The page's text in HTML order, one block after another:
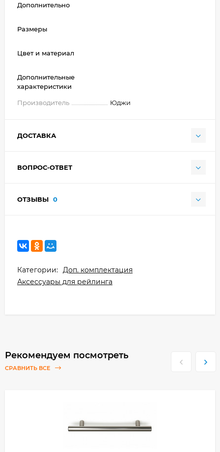
Дополнительно
Размеры
Цвет и материал
Дополнительные
характеристики
Производитель Юджи
ДОСТАВКА
ВОПРОС-ОТВЕТ
ОТЗЫВЫ 0
Категории: Доп. комплектация
Аксессуары для рейлинга
Рекомендуем посмотреть
СРАВНИТЬ ВСЕ